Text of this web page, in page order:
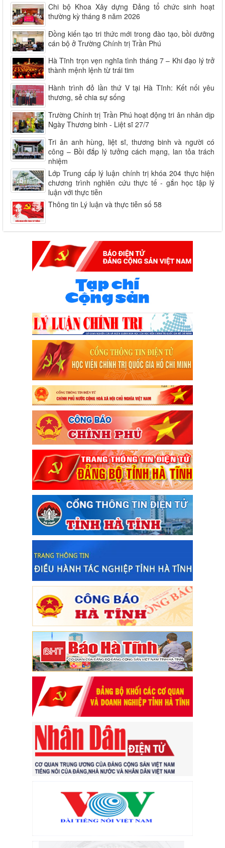
Chi bộ Khoa Xây dựng Đảng tổ chức sinh hoạt
thường kỳ tháng 8 năm 2026
Đồng kiến tạo tri thức mới trong đào tạo, bồi dưỡng
cán bộ ở Trường Chính trị Trần Phú
Hà Tĩnh trọn vẹn nghĩa tình tháng 7 – Khi đạo lý trở
thành mệnh lệnh từ trái tim
Hành trình đỏ lần thứ V tại Hà Tĩnh: Kết nối yêu
thương, sẻ chia sự sống
Trường Chính trị Trần Phú hoạt động tri ân nhân dịp
Ngày Thương binh - Liệt sĩ 27/7
Tri ân anh hùng, liệt sĩ, thương binh và người có
công – Bồi đắp lý tưởng cách mạng, lan tỏa trách
nhiệm
Lớp Trung cấp lý luận chính trị khóa 204 thực hiện
chương trình nghiên cứu thực tế - gắn học tập lý
luận với thực tiễn
Thông tin Lý luận và thực tiễn số 58